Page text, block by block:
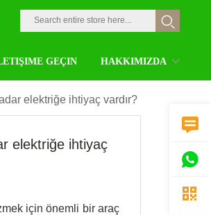
GEÇIN HAKKIMIZDA
elektriğe ihtiyaç vardır?
elektriğe ihtiyaç
için önemli bir araç


